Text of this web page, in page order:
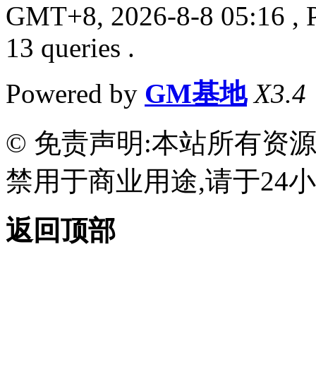
GMT+8, 2026-8-8 05:16 ,
13 queries .
Powered by GM基地 X3.4
© 免责声明:本站所有资
禁用于商业用途,请于24
返回顶部